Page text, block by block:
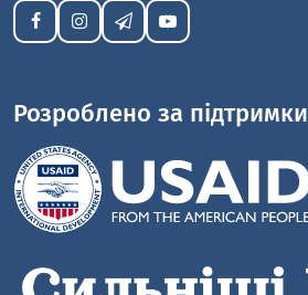
Розроблено за підтримки